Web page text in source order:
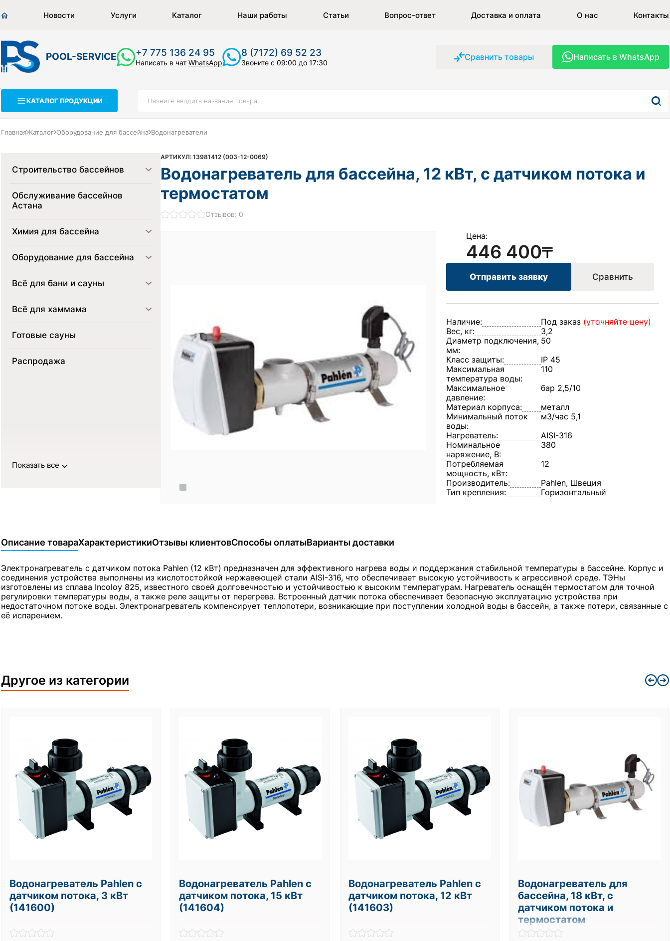
Новости Услуги Каталог Наши работы Статьи Вопрос-ответ Доставка и оплата О нас Контакты
POOL-SERVICE +7 775 136 24 95
Написать в чат WhatsApp
8 (7172) 69 52 23
Звоните с 09:00 до 17:30
Сравнить товары Написать в WhatsApp
КАТАЛОГ ПРОДУКЦИИ
Главная Каталог Оборудование для бассейна Водонагреватели
Показать все
Строительство бассейнов
Обслуживание бассейнов
Астана
Химия для бассейна
Оборудование для бассейна
Всё для бани и сауны
Всё для хаммама
Готовые сауны
Распродажа
АРТИКУЛ: 13981412 (003-12-0069)
Водонагреватель для бассейна, 12 кВт, с датчиком потока и
термостатом
Отзывов: 0
Цена:
446 400
Отправить заявку Сравнить
Наличие: Под заказ (уточняйте цену)
Вес, кг:
3,2
Диаметр подключения,
мм:
50
Класс защиты:
IP 45
Максимальная
температура воды:
110
Максимальное
давление:
бар 2,5/10
Материал корпуса:
металл
Минимальный поток
воды:
м3/час 5,1
Нагреватель:
AISI-316
Номинальное
наряжение, В:
380
Потребляемая
мощность, кВт:
12
Производитель:
Pahlen, Швеция
Тип крепления:
Горизонтальный
Описание товараХарактеристикиОтзывы клиентовСпособы оплатыВарианты доставки
Электронагреватель с датчиком потока Pahlen (12 кВт) предназначен для эффективного нагрева воды и поддержания стабильной температуры в бассейне. Корпус и
соединения устройства выполнены из кислотостойкой нержавеющей стали AISI-316, что обеспечивает высокую устойчивость к агрессивной среде. ТЭНы
изготовлены из сплава Incoloy 825, известного своей долговечностью и устойчивостью к высоким температурам. Нагреватель оснащён термостатом для точной
регулировки температуры воды, а также реле защиты от перегрева. Встроенный датчик потока обеспечивает безопасную эксплуатацию устройства при
недостаточном потоке воды. Электронагреватель компенсирует теплопотери, возникающие при поступлении холодной воды в бассейн, а также потери, связанные с
её испарением.
Другое из категории
Водонагреватель Pahlen с
датчиком потока, 3 кВт
(141600)
Водонагреватель Pahlen с
датчиком потока, 15 кВт
(141604)
Водонагреватель Pahlen с
датчиком потока, 12 кВт
(141603)
Водонагреватель для
бассейна, 18 кВт, с
датчиком потока и
термостатом